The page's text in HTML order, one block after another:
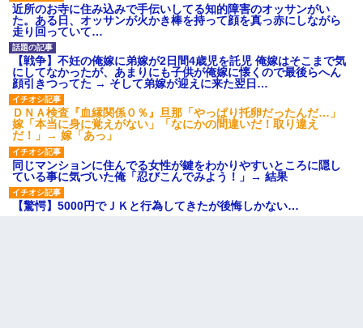
近所のお寺に住み込みで手伝いしてる知的障害のオッサンがい
た。ある日、オッサンが火かき棒を持って顔を真っ赤にしながら
走り回っていて…
【戦争】不妊の俺嫁に弟嫁が2日間4歳児を託児 俺嫁はそこまで気
にしてなかったが、あまりにも子供が俺嫁に懐くので最後らへん
顔引きつってた → そして弟嫁が迎えに来た翌日…
ＤＮＡ検査『血縁関係０％』旦那「やっぱり托卵だったんだ…」
嫁「本当に身に覚えがない」「なにかの間違いだ！取り違え
だ！」→ 嫁「あっ」
同じマンションに住んでる女性が鍵をわかりやすいところに隠し
ている事に気づいた俺「忍びこんでみよう！」→ 結果
【驚愕】5000円でＪＫと行為してきたが後悔しかない…